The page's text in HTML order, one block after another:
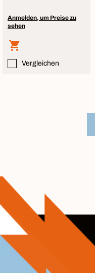
Anmelden, um Preise zu
sehen
Vergleichen